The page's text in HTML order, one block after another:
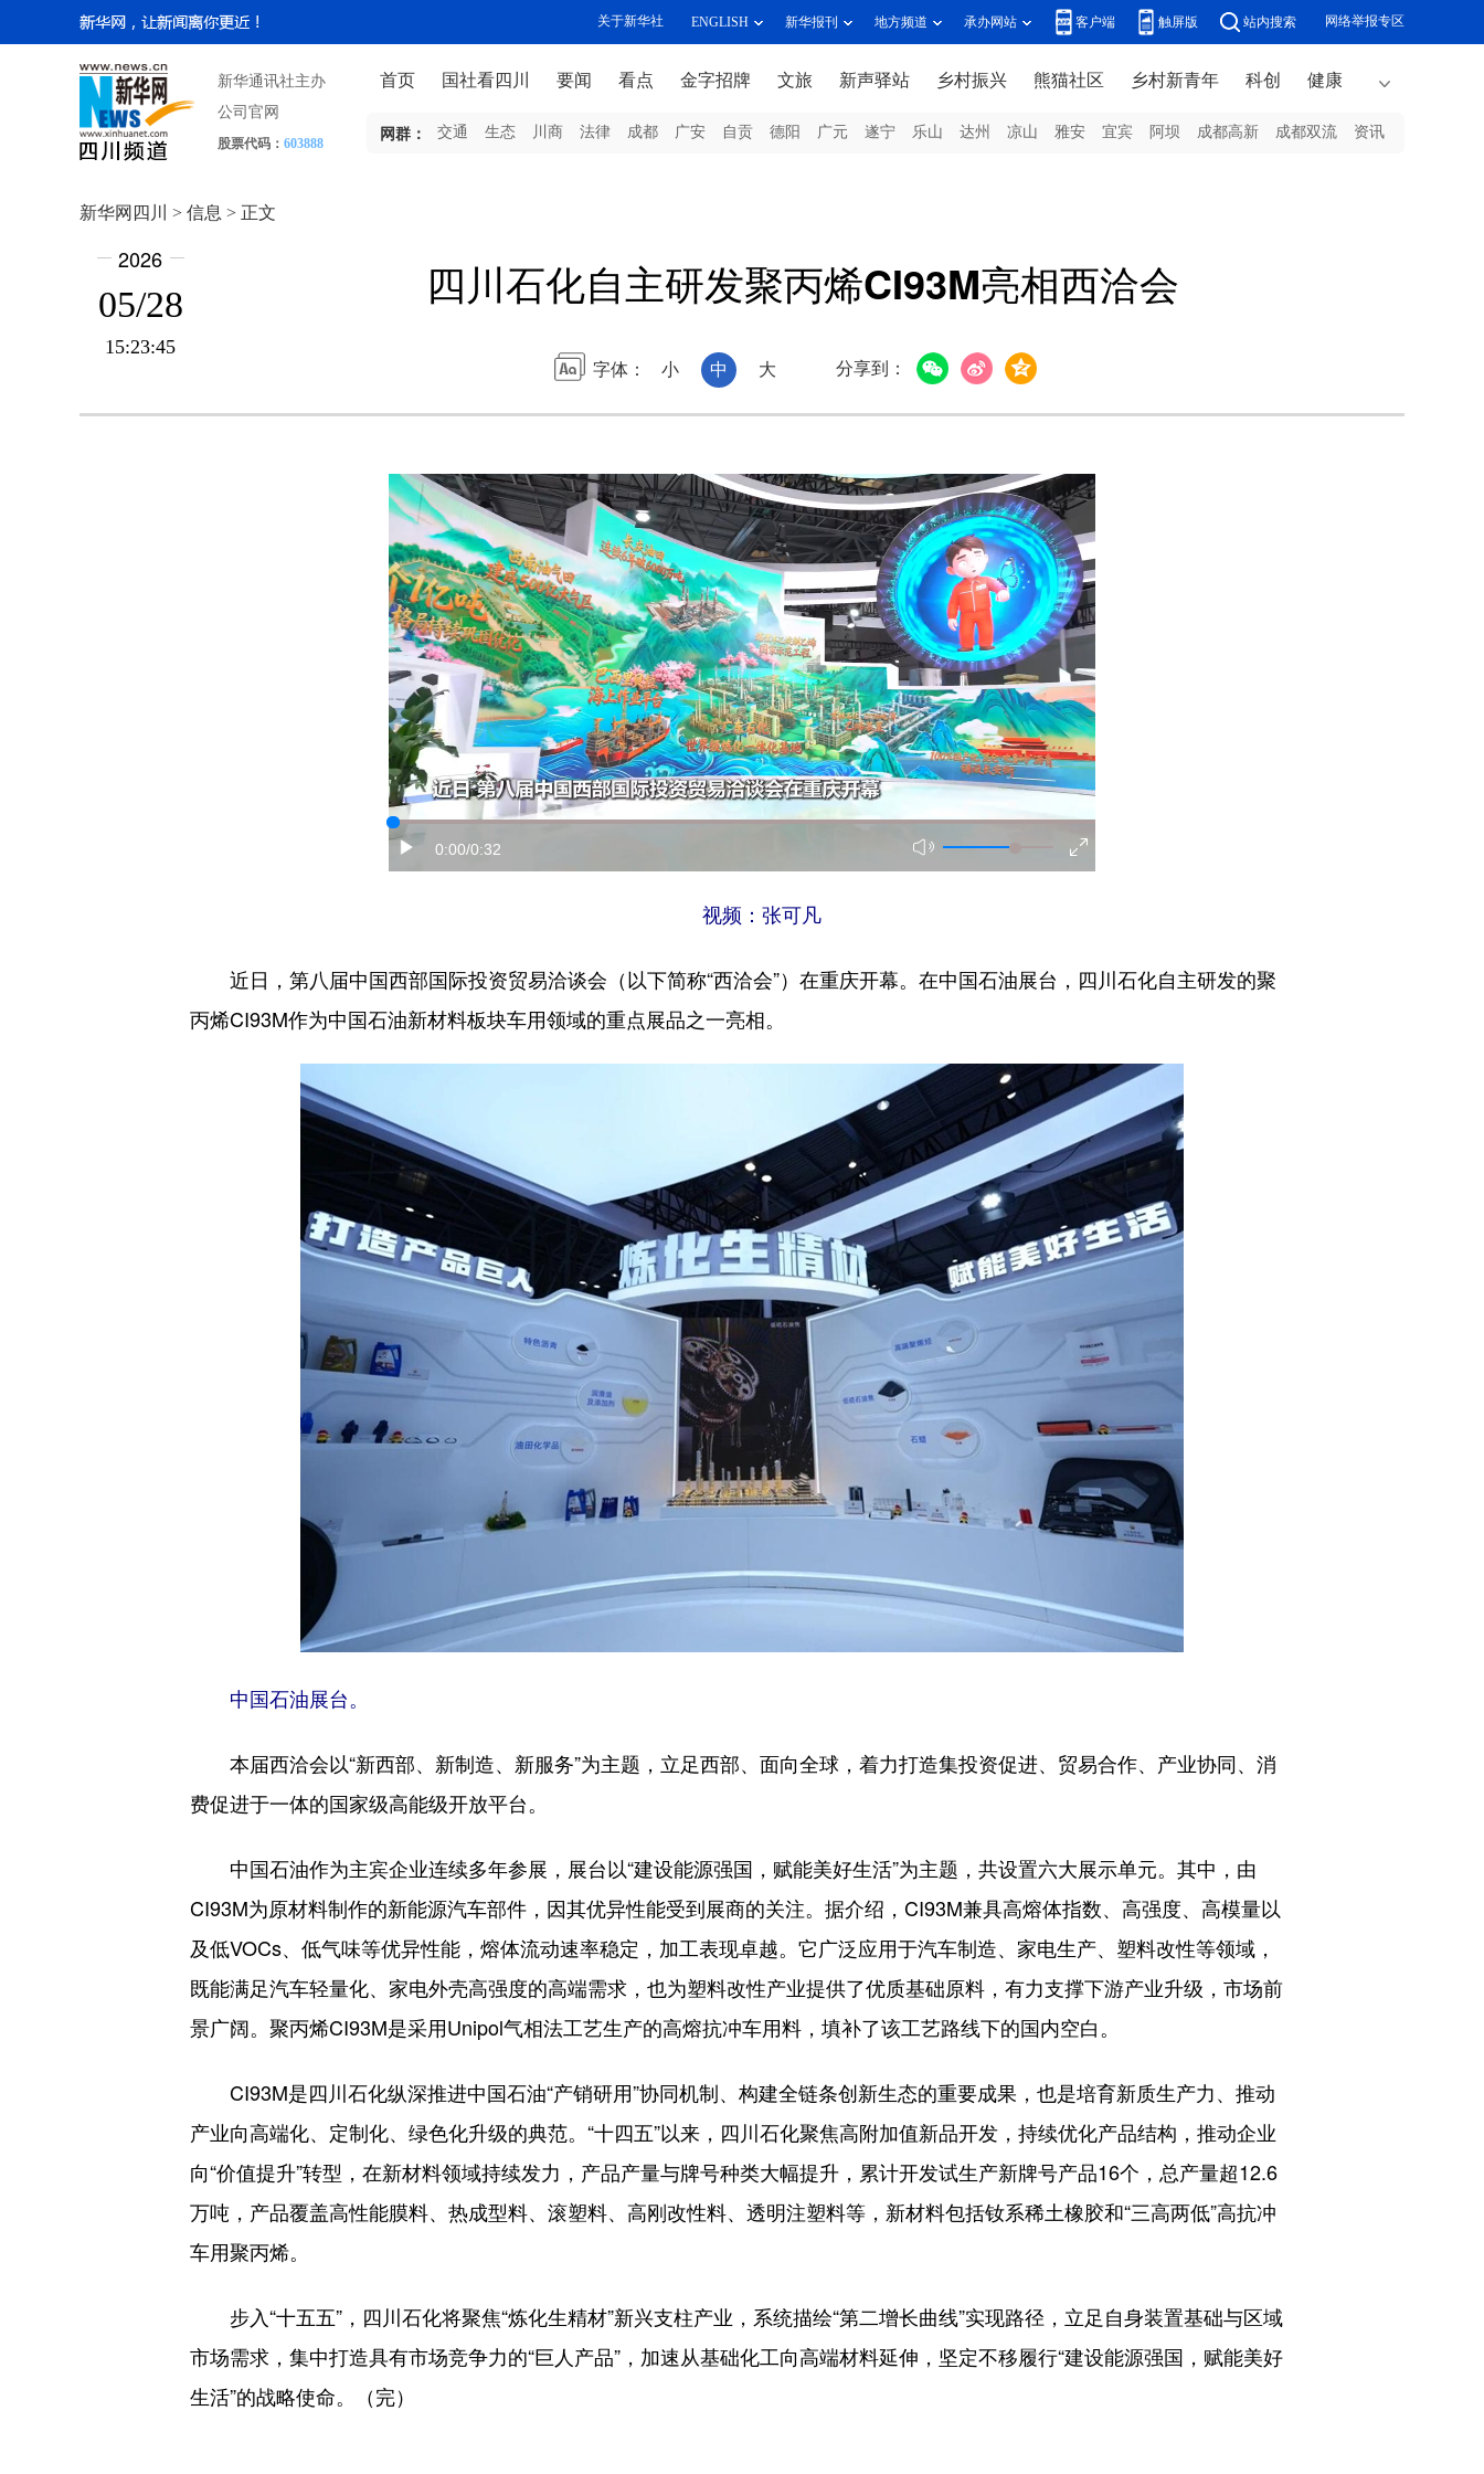
关于新华社 ENGLISH 新华报刊 地方频道 承办网站 客户端 触屏版 站内搜索 网络举报专区
新华通讯社主办
公司官网
股票代码： 603888
首页 国社看四川 要闻 看点 金字招牌 文旅 新声驿站 乡村振兴 熊猫社区 乡村新青年 科创 健康
网群： 交通 生态 川商 法律 成都 广安 自贡 德阳 广元 遂宁 乐山 达州 凉山 雅安 宜宾 阿坝 成都高新 成都双流 资讯
新华网四川 > 信息 > 正文
2026
05/28
15:23:45
四川石化自主研发聚丙烯CI93M亮相西洽会
字体： 小 中 大 分享到：
0:00/0:32
视频：张可凡
近日，第八届中国西部国际投资贸易洽谈会（以下简称“西洽会”）在重庆开幕。在中国石油展台，四川石化自主研发的聚
丙烯CI93M作为中国石油新材料板块车用领域的重点展品之一亮相。
中国石油展台。
本届西洽会以“新西部、新制造、新服务”为主题，立足西部、面向全球，着力打造集投资促进、贸易合作、产业协同、消
费促进于一体的国家级高能级开放平台。
中国石油作为主宾企业连续多年参展，展台以“建设能源强国，赋能美好生活”为主题，共设置六大展示单元。其中，由
CI93M为原材料制作的新能源汽车部件，因其优异性能受到展商的关注。据介绍，CI93M兼具高熔体指数、高强度、高模量以
及低VOCs、低气味等优异性能，熔体流动速率稳定，加工表现卓越。它广泛应用于汽车制造、家电生产、塑料改性等领域，
既能满足汽车轻量化、家电外壳高强度的高端需求，也为塑料改性产业提供了优质基础原料，有力支撑下游产业升级，市场前
景广阔。聚丙烯CI93M是采用Unipol气相法工艺生产的高熔抗冲车用料，填补了该工艺路线下的国内空白。
CI93M是四川石化纵深推进中国石油“产销研用”协同机制、构建全链条创新生态的重要成果，也是培育新质生产力、推动
产业向高端化、定制化、绿色化升级的典范。“十四五”以来，四川石化聚焦高附加值新品开发，持续优化产品结构，推动企业
向“价值提升”转型，在新材料领域持续发力，产品产量与牌号种类大幅提升，累计开发试生产新牌号产品16个，总产量超12.6
万吨，产品覆盖高性能膜料、热成型料、滚塑料、高刚改性料、透明注塑料等，新材料包括钕系稀土橡胶和“三高两低”高抗冲
车用聚丙烯。
步入“十五五”，四川石化将聚焦“炼化生精材”新兴支柱产业，系统描绘“第二增长曲线”实现路径，立足自身装置基础与区域
市场需求，集中打造具有市场竞争力的“巨人产品”，加速从基础化工向高端材料延伸，坚定不移履行“建设能源强国，赋能美好
生活”的战略使命。（完）